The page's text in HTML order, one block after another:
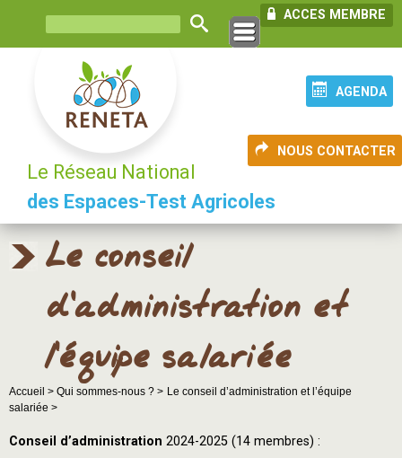
ACCES MEMBRE
AGENDA
NOUS CONTACTER
Le Réseau National
des Espaces-Test Agricoles
Le conseil
d’administration et
l’équipe salariée
Accueil > Qui sommes-nous ? >
Le conseil d’administration et l’équipe
salariée >
Conseil d’administration 2024-2025 (14 membres) :